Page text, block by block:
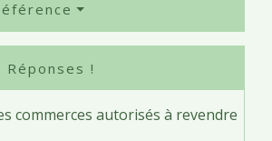
Réponses !
commerces autorisés à revendre